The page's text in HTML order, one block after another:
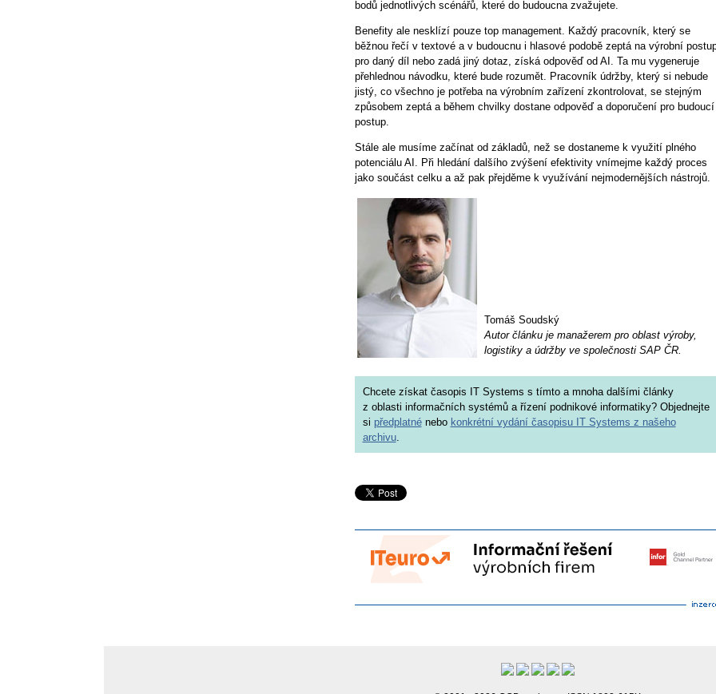
bodů jednotlivých scénářů, které do budoucna zvažujete.
Benefity ale nesklízí pouze top management. Každý pracovník, který se
běžnou řečí v textové a v budoucnu i hlasové podobě zeptá na výrobní
pro daný díl nebo zadá jiný dotaz, získá odpověď od AI. Ta mu vygeneruje
přehlednou návodku, které bude rozumět. Pracovník údržby, který si nebude
jistý, co všechno je potřeba na výrobním zařízení zkontrolovat, se stejným
způsobem zeptá a během chvilky dostane odpověď a doporučení pro budoucí
postup.
Stále ale musíme začínat od základů, než se dostaneme k využití plného
potenciálu AI. Při hledání dalšího zvýšení efektivity vnímejme každý proces
jako součást celku a až pak přejděme k využívání nejmodernějších nástrojů.
Tomáš Soudský
Autor článku je manažerem pro oblast výroby,
logistiky a údržby ve společnosti SAP ČR.
Chcete získat časopis IT Systems s tímto a mnoha dalšími články
z oblasti informačních systémů a řízení podnikové informatiky? Objednejte
si předplatnénebo konkrétní vydání časopisu IT Systems z našeho
archivu.